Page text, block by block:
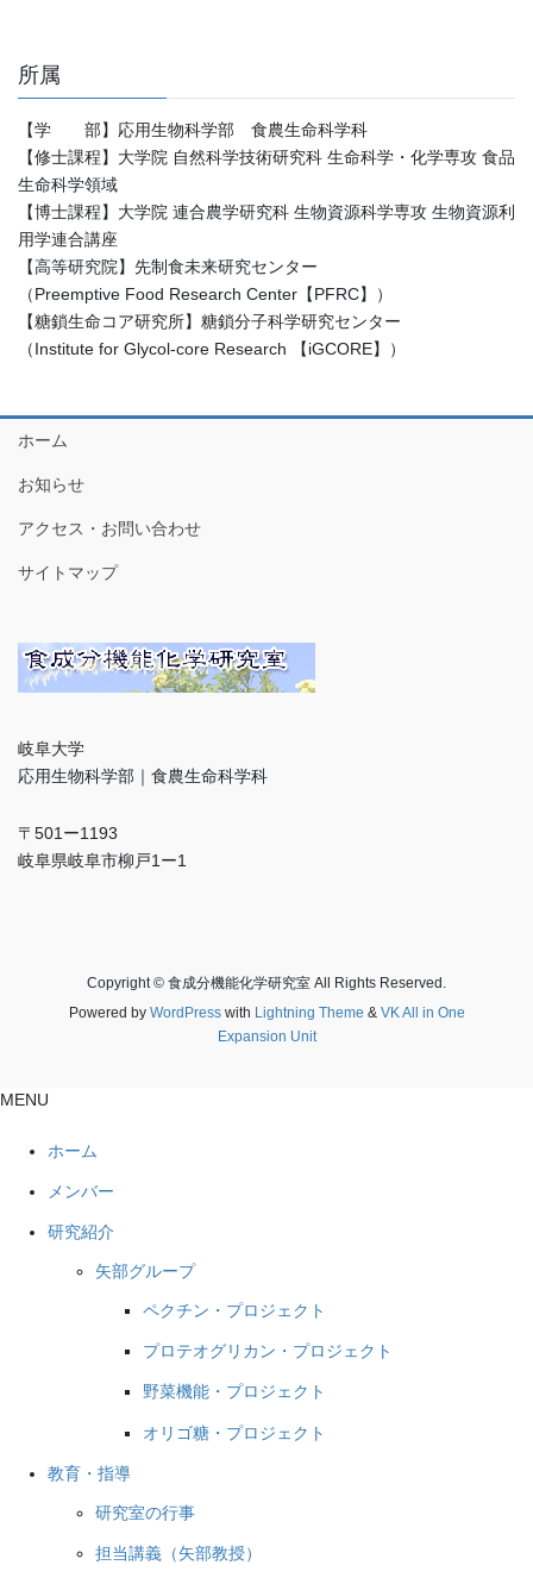
所属
【学 部】応用生物科学部 食農生命科学科
【修士課程】大学院 自然科学技術研究科 生命科学・化学専攻 食品
生命科学領域
【博士課程】大学院 連合農学研究科 生物資源科学専攻 生物資源利
用学連合講座
【高等研究院】先制食未来研究センター
（Preemptive Food Research Center【PFRC】）
【糖鎖生命コア研究所】糖鎖分子科学研究センター
（Institute for Glycol-core Research 【iGCORE】）
ホーム
お知らせ
アクセス・お問い合わせ
サイトマップ
岐阜大学
応用生物科学部｜食農生命科学科
〒501ー1193
岐阜県岐阜市柳戸1ー1
Copyright © 食成分機能化学研究室 All Rights Reserved.
Powered by WordPresswith Lightning Theme & VK All in One
Expansion Unit
MENU
ホーム
メンバー
研究紹介
矢部グループ
ペクチン・プロジェクト
プロテオグリカン・プロジェクト
野菜機能・プロジェクト
オリゴ糖・プロジェクト
教育・指導
研究室の行事
担当講義（矢部教授）